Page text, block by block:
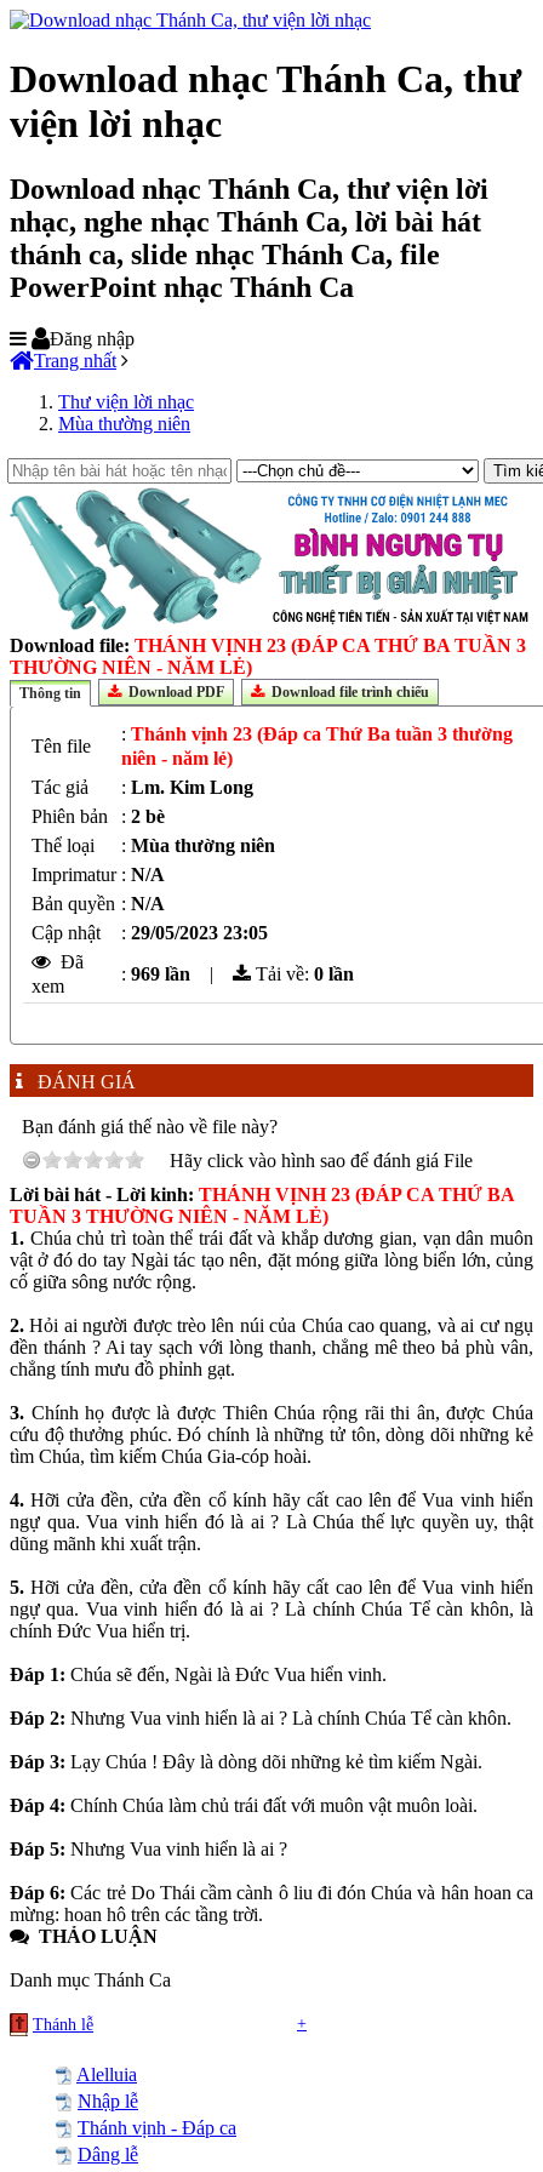
Download nhạc Thánh Ca, thư
viện lời nhạc
Download nhạc Thánh Ca, thư viện lời
nhạc, nghe nhạc Thánh Ca, lời bài hát
thánh ca, slide nhạc Thánh Ca, file
PowerPoint nhạc Thánh Ca
Đăng nhập
Trang nhất
Thư viện lời nhạc
Mùa thường niên
Download file: THÁNH VỊNH 23 (ĐÁP CA THỨ BA TUẦN 3
THƯỜNG NIÊN - NĂM LẺ)
Thông tin Download PDF Download file trình chiếu
Tên file
: Thánh vịnh 23 (Đáp ca Thứ Ba tuần 3 thường
niên - năm lẻ)
Tác giả
: Lm. Kim Long
Phiên bản
: 2 bè
Thể loại
: Mùa thường niên
Imprimatur : N/A
Bản quyền : N/A
Cập nhật
: 29/05/2023 23:05
Đã
xem
: 969 lần Tải về: 0 lần
ĐÁNH GIÁ
Bạn đánh giá thế nào về file này?
Hãy click vào hình sao để đánh giá File
Lời bài hát - Lời kinh: THÁNH VỊNH 23 (ĐÁP CA THỨ BA
TUẦN 3 THƯỜNG NIÊN - NĂM LẺ)
1. Chúa chủ trì toàn thể trái đất và khắp dương gian, vạn dân muôn
vật ở đó do tay Ngài tác tạo nên, đặt móng giữa lòng biển lớn, củng
cố giữa sông nước rộng.
2.Hỏi ai người được trèo lên núi của Chúa cao quang, và ai cư ngụ
đền thánh ? Ai tay sạch với lòng thanh, chẳng mê theo bả phù vân,
chẳng tính mưu đồ phỉnh gạt.
3. Chính họ được là được Thiên Chúa rộng rãi thi ân, được Chúa
cứu độ thưởng phúc. Đó chính là những tử tôn, dòng dõi những kẻ
tìm Chúa, tìm kiếm Chúa Gia-cóp hoài.
4.Hỡi cửa đền, cửa đền cổ kính hãy cất cao lên để Vua vinh hiển
ngự qua. Vua vinh hiển đó là ai ? Là Chúa thế lực quyền uy, thật
dũng mãnh khi xuất trận.
5. Hỡi cửa đền, cửa đền cổ kính hãy cất cao lên để Vua vinh hiển
ngự qua. Vua vinh hiển đó là ai ? Là chính Chúa Tể càn khôn, là
chính Đức Vua hiển trị.
Đáp 1: Chúa sẽ đến, Ngài là Đức Vua hiển vinh.
Đáp 2: Nhưng Vua vinh hiển là ai ? Là chính Chúa Tể càn khôn.
Đáp 3: Lạy Chúa ! Đây là dòng dõi những kẻ tìm kiếm Ngài.
Đáp 4: Chính Chúa làm chủ trái đất với muôn vật muôn loài.
Đáp 5: Nhưng Vua vinh hiển là ai ?
Đáp 6: Các trẻ Do Thái cầm cành ô liu đi đón Chúa và hân hoan ca
mừng: hoan hô trên các tầng trời.
THẢO LUẬN
Danh mục Thánh Ca
Thánh lễ +
Alelluia
Nhập lễ
Thánh vịnh - Đáp ca
Dâng lễ